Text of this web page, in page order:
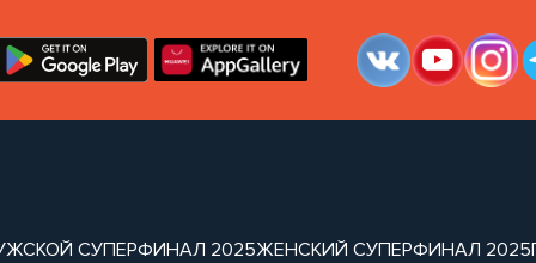
СУПЕРФИНАЛ 2025ЖЕНСКИЙ СУПЕРФИНАЛ 2025